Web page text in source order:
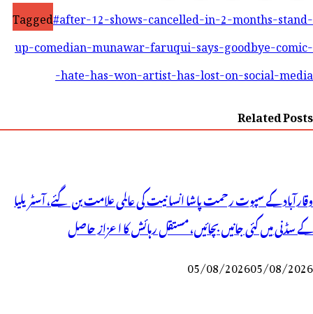
Tagged#after-12-shows-cancelled-in-2-months-stand-
up-comedian-munawar-faruqui-says-goodbye-comic-
hate-has-won-artist-has-lost-on-social-media-
Related Posts
وقارآباد کے سپوت رحمت پاشا انسانیت کی عالمی علامت بن گئے، آسٹریلیا
کے سڈنی میں کئی جانیں بچائیں، مستقل رہائش کا اعزاز حاصل
05/08/202605/08/2026